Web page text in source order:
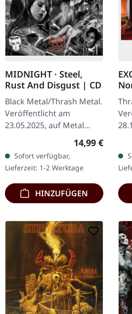
MIDNIGHT · Steel,
Rust And Disgust | CD
Black Metal/Thrash Metal.
Veröffentlicht am
23.05.2025, auf Metal
Blade Records. CD im
Jewelcase. "Steel, Rust
and Disgust" von
Midnight präsentiert…
Regulärer
14,99 €
Sofort verfügbar,
Lieferzeit: 1-2 Werktage
HINZUFÜGEN
2LP